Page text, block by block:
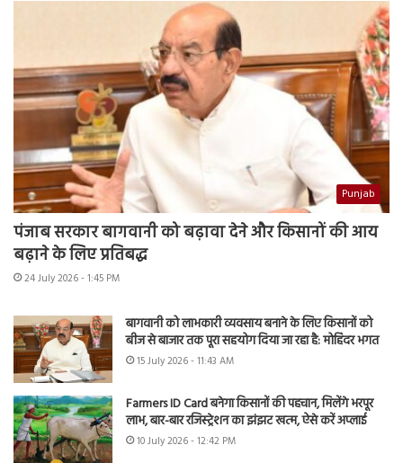
Punjab
पंजाब सरकार बागवानी को बढ़ावा देने और किसानों की आय
बढ़ाने के लिए प्रतिबद्ध
24 July 2026 - 1:45 PM
बागवानी को लाभकारी व्यवसाय बनाने के लिए किसानों को
बीज से बाजार तक पूरा सहयोग दिया जा रहा है: मोहिंदर भगत
15 July 2026 - 11:43 AM
Farmers ID Card बनेगा किसानों की पहचान, मिलेंगे भरपूर
लाभ, बार-बार रजिस्ट्रेशन का झंझट खत्म, ऐसे करें अप्लाई
10 July 2026 - 12:42 PM